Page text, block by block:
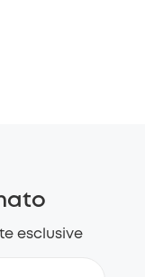
esclusive